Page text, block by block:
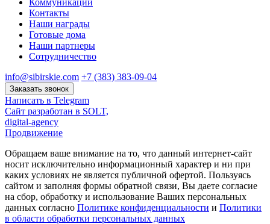
Коммуникации
Контакты
Наши награды
Готовые дома
Наши партнеры
Сотрудничество
info@sibirskie.com +7 (383) 383-09-04
Заказать звонок
Написать в Telegram
Сайт разработан в SOLT,
digital-agency
Продвижение
Обращаем ваше внимание на то, что данный интернет-сайт
носит исключительно информационный характер и ни при
каких условиях не является публичной офертой. Пользуясь
сайтом и заполняя формы обратной связи, Вы даете согласие
на сбор, обработку и использование Ваших персональных
данных согласно Политике конфиденциальности и Политики
в области обработки персональных данных